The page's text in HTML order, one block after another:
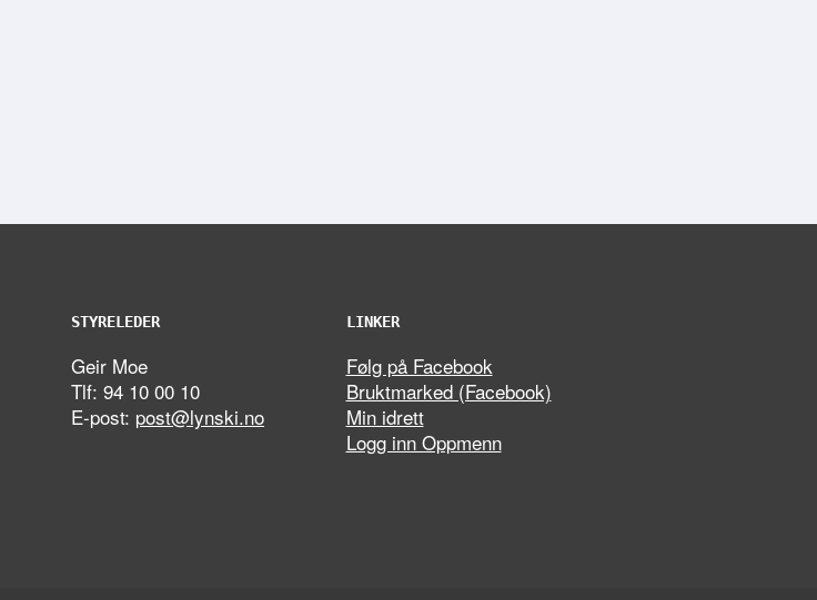
STYRELEDER
Geir Moe
Tlf: 94 10 00 10
E-post: post@lynski.no
LINKER
Følg på Facebook
Bruktmarked (Facebook)
Min idrett
Logg inn Oppmenn